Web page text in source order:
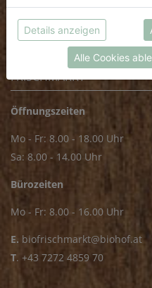
E.dieBiokiste@biohof.at
+43 7272 2597
FRISCHMARKT
Öffnungszeiten
Mo - Fr: 8.00 - 18.00 Uhr
Sa: 8.00 - 14.00 Uhr
Bürozeiten
Mo - Fr: 8.00 - 16.00 Uhr
E. biofrischmarkt@biohof.at
T. +43 7272 4859 70
möchtest.
Weitere Informationen
Datenschutzerklärung
Details anzeigen
Alle Cookies